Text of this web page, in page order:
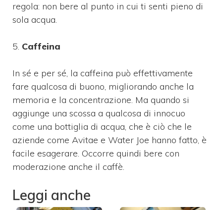
regola: non bere al punto in cui ti senti pieno di
sola acqua.
5. Caffeina
In sé e per sé, la caffeina può effettivamente
fare qualcosa di buono, migliorando anche la
memoria e la concentrazione. Ma quando si
aggiunge una scossa a qualcosa di innocuo
come una bottiglia di acqua, che è ciò che le
aziende come Avitae e Water Joe hanno fatto, è
facile esagerare. Occorre quindi bere con
moderazione anche il caffè.
Leggi anche